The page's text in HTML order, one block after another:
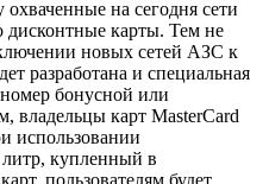
на сегодня сети
карты. Тем не
новых сетей АЗС к
разработана и специальная
бонусной или
владельцы карт MasterCard
использовании
купленный в